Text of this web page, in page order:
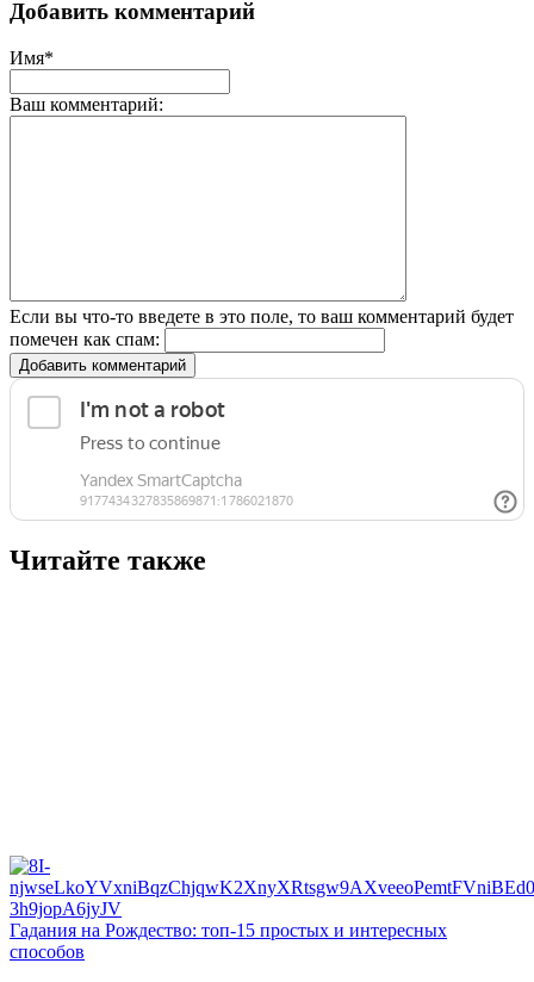
Добавить комментарий
Имя*
Ваш комментарий:
Если вы что-то введете в это поле, то ваш комментарий будет
помечен как спам:
Добавить комментарий
Читайте также
Гадания на Рождество: топ-15 простых и интересных
способов